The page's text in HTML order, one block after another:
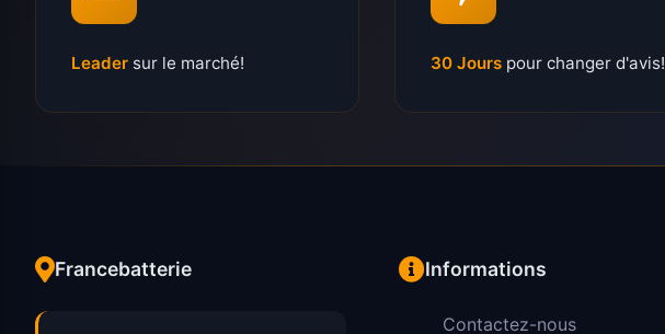
Leader sur le marché! 30 Jours pour changer d'avis!
Francebatterie Informations
Contactez-nous